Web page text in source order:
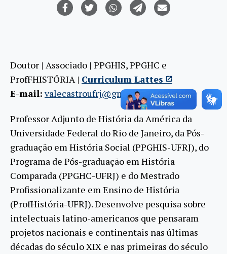
Doutor | Associado | PPGHIS, PPGHC e
ProfFHISTÓRIA | Curriculum Lattes
E-mail: valecastroufrj@gmail.com
Professor Adjunto de História da América da
Universidade Federal do Rio de Janeiro, da Pós-
graduação em História Social (PPGHIS-UFRJ), do
Programa de Pós-graduação em História
Comparada (PPGHC-UFRJ) e do Mestrado
Profissionalizante em Ensino de História
(ProfHistória-UFRJ). Desenvolve pesquisa sobre
intelectuais latino-americanos que pensaram
projetos nacionais e continentais nas últimas
décadas do século XIX e nas primeiras do século